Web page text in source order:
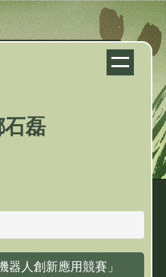
石磊
器人創新應用競賽」